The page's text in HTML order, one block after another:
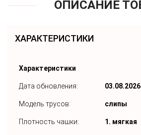
ОПИСАНИЕ
ХАРАКТЕРИСТИКИ
Характеристики
Дата обновления: 03.08.2026
Модель трусов: слипы
Плотность чашки: 1. мягкая